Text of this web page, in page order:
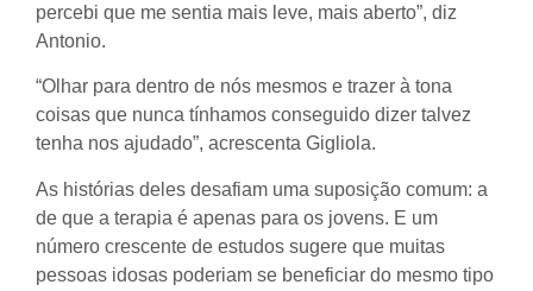
percebi que me sentia mais leve, mais aberto”, diz
Antonio.
“Olhar para dentro de nós mesmos e trazer à tona
coisas que nunca tínhamos conseguido dizer talvez
tenha nos ajudado”, acrescenta Gigliola.
As histórias deles desafiam uma suposição comum: a
de que a terapia é apenas para os jovens. E um
número crescente de estudos sugere que muitas
pessoas idosas poderiam se beneficiar do mesmo tipo